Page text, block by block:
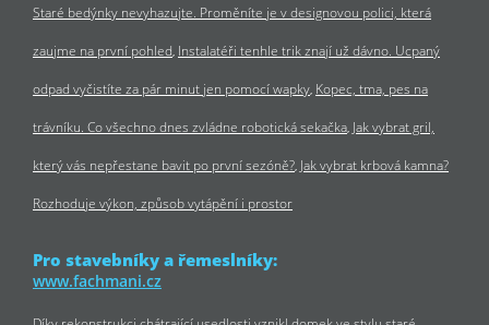
Staré bedýnky nevyhazujte. Proměníte je v designovou polici, která
zaujme na první pohled Instalatéři tenhle trik znají už dávno. Ucpaný
odpad vyčistíte za pár minut jen pomocí wapky Kopec, tma, pes na
trávníku. Co všechno dnes zvládne robotická sekačka Jak vybrat gril,
který vás nepřestane bavit po první sezóně? Jak vybrat krbová kamna?
Rozhoduje výkon, způsob vytápění i prostor
Pro stavebníky a řemeslníky:
www.fachmani.cz